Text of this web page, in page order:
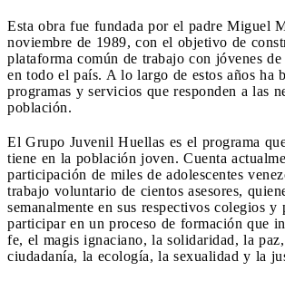
Esta obra fue fundada por el padre Miguel
noviembre de 1989, con el objetivo de
plataforma común de trabajo con jóvenes de
en todo el país. A lo largo de estos años ha
programas y servicios que responden a las
población.
El Grupo Juvenil Huellas es el programa
tiene en la población joven. Cuenta
participación de miles de adolescentes
trabajo voluntario de cientos asesores,
semanalmente en sus respectivos colegios y
participar en un proceso de formación que
fe, el magis ignaciano, la solidaridad, la
ciudadanía, la ecología, la sexualidad y la